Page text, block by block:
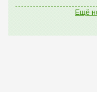
Ещё